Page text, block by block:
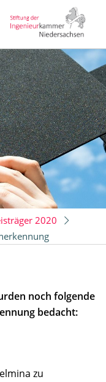
2020
noch folgende
bedacht:
zu